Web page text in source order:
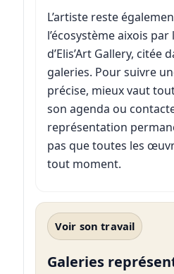
L’artiste reste
l’écosystème aixois
d’Elis’Art Gallery, citée
galeries. Pour suivre
précise, mieux vaut
son agenda ou
représentation
pas que toutes les
tout moment.
Voir son travail
Galeries